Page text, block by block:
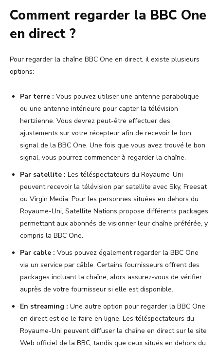
Comment regarder la BBC One
en direct ?
Pour regarder la chaîne BBC One en direct, il existe plusieurs
options:
Par terre : Vous pouvez utiliser une antenne parabolique
ou une antenne intérieure pour capter la télévision
hertzienne. Vous devrez peut-être effectuer des
ajustements sur votre récepteur afin de recevoir le bon
signal de la BBC One. Une fois que vous avez trouvé le bon
signal, vous pourrez commencer à regarder la chaîne.
Par satellite : Les téléspectateurs du Royaume-Uni
peuvent recevoir la télévision par satellite avec Sky, Freesat
ou Virgin Media. Pour les personnes situées en dehors du
Royaume-Uni, Satellite Nations propose différents packages
permettant aux abonnés de visionner leur chaîne préférée, y
compris la BBC One.
Par cable : Vous pouvez également regarder la BBC One
via un service par câble. Certains fournisseurs offrent des
packages incluant la chaîne, alors assurez-vous de vérifier
auprès de votre fournisseur si elle est disponible.
En streaming : Une autre option pour regarder la BBC One
en direct est de le faire en ligne. Les téléspectateurs du
Royaume-Uni peuvent diffuser la chaîne en direct sur le site
Web officiel de la BBC, tandis que ceux situés en dehors du